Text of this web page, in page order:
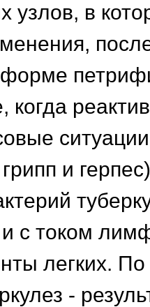
узлов, в
форме
когда
и
с током
легких. По
-